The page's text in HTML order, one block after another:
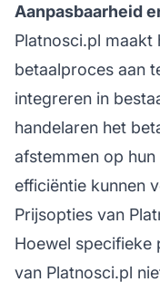
Aanpasbaarheid
Platnosci.pl
betaalproces aan
integreren in
handelaren het
afstemmen op
efficiëntie kunnen
Prijsopties van
Hoewel specifieke
van Platnosci.pl